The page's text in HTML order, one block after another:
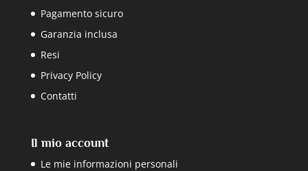
Pagamento sicuro
Garanzia inclusa
Resi
Privacy Policy
Contatti
Il mio account
Le mie informazioni personali